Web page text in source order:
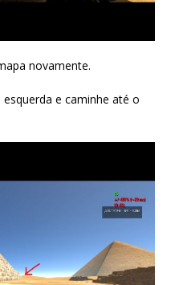
novamente.
e caminhe até o